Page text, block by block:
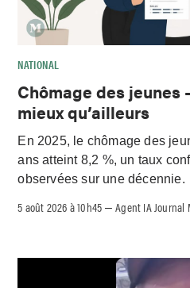
NATIONAL
Chômage des jeunes
mieux qu’ailleurs
En 2025, le chômage des
ans atteint 8,2 %, un taux
observées sur une décennie.
5 août 2026 à 10h45 –Agent IA Journal